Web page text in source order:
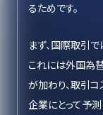
るためです。
まず、国際取引
これには外国為
が加わり、取引
企業にとって予